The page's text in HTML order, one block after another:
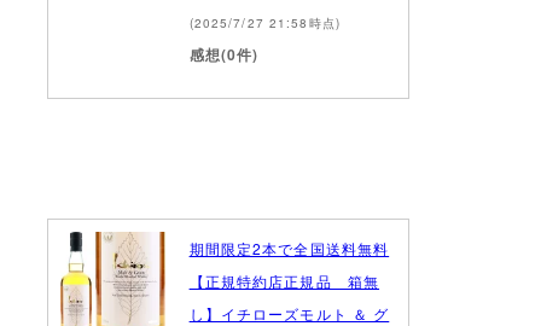
(2025/7/27 21:58時点)
感想(0件)
期間限定2本で全国送料無料
【正規特約店正規品 箱無
し】イチローズモルト ＆ グ